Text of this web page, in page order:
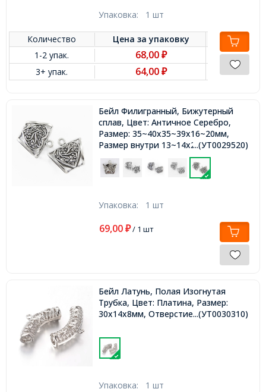
Упаковка: 1 шт
Количество Цена заупаковку
1-2 упак.
68,00₽
3+ упак. 64,00₽
Бейл Филигранный, Бижутерный
сплав, Цвет: Античное Серебро,
Размер: 35~40x35~39x16~20мм,
Размер внутри 13~14x25~26мм,
Отв-тие 4~5мм,
...(УТ0029520)
Упаковка: 1 шт
69,00 ₽/ 1 шт
Бейл Латунь, Полая Изогнутая
Трубка, Цвет: Платина, Размер:
30x14x8мм, Отверстие 1.5мм,...(УТ0030310)
Упаковка: 1 шт